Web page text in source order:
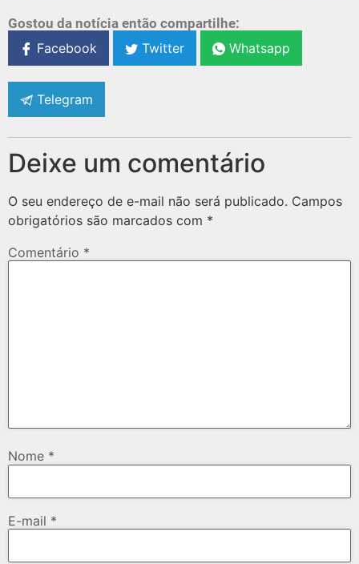
Gostou da notícia então compartilhe:
Facebook
Twitter Whatsapp
Telegram
Deixe um comentário
O seu endereço de e-mail não será publicado. Campos
obrigatórios são marcados com *
Comentário *
Nome *
E-mail *